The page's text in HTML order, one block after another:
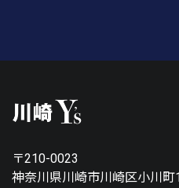
〒210-0023
神奈川県川崎市川崎区小川